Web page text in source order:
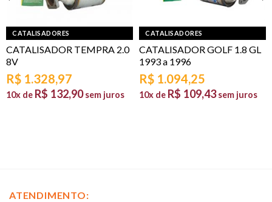
CATALISADORES
CATALISADOR TEMPRA 2.0
8V
R$ 1.328,97
10x de R$ 132,90 sem juros
CATALISADORES
CATALISADOR GOLF 1.8 GL
1993 a 1996
R$ 1.094,25
10x de R$ 109,43 sem juros
ATENDIMENTO: